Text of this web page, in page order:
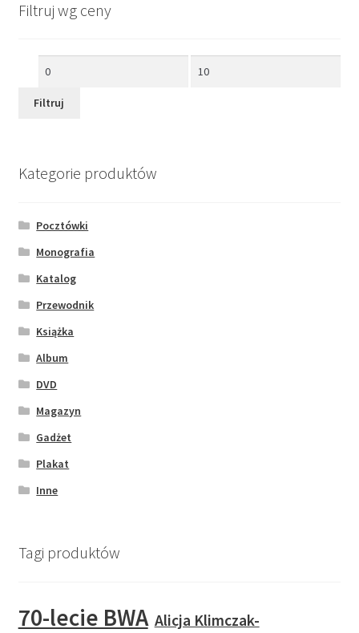
Filtruj wg ceny
Cena
Cena
Filtruj
Kategorie produktów
Pocztówki
Monografia
Katalog
Przewodnik
Książka
Album
DVD
Magazyn
Gadżet
Plakat
Inne
Tagi produktów
70-lecie BWA Alicja Klimczak-